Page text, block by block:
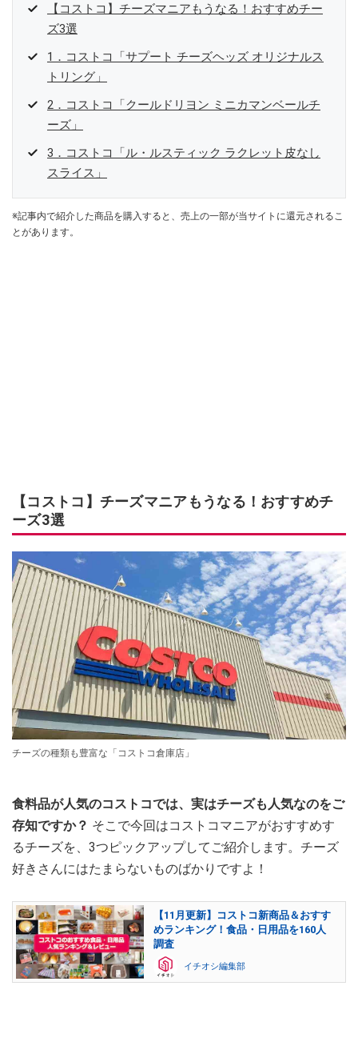
【コストコ】チーズマニアもうなる！おすすめチー
ズ3選
1．コストコ「サプート チーズヘッズ オリジナルス
トリング」
2．コストコ「クールドリヨン ミニカマンベールチ
ーズ」
3．コストコ「ル・ルスティック ラクレット皮なし
スライス」
※記事内で紹介した商品を購入すると、売上の一部が当サイトに還元されるこ
とがあります。
【コストコ】チーズマニアもうなる！おすすめチ
ーズ3選
チーズの種類も豊富な「コストコ倉庫店」
食料品が人気のコストコでは、実はチーズも人気なのをご
存知ですか？ そこで今回はコストコマニアがおすすめす
るチーズを、3つピックアップしてご紹介します。チーズ
好きさんにはたまらないものばかりですよ！
【11月更新】コストコ新商品＆おすす
めランキング！食品・日用品を160人
調査
イチオシ編集部